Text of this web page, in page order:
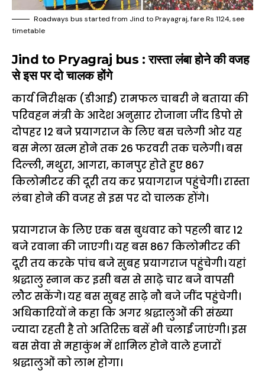
Roadways bus started from Jind to Prayagraj, fare Rs 1124, see
timetable
Jind to Pryagraj bus : रास्ता लंबा होने की वजह
से इस पर दो चालक होंगे
कार्य निरीक्षक (डीआई) रामफल चाबरी ने बताया की
परिवहन मंत्री के आदेश अनुसार रोजाना जींद डिपो से
दोपहर 12 बजे प्रयागराज के लिए बस चलेगी ओर यह
बस मेला खत्म होने तक 26 फरवरी तक चलेगी। बस
दिल्ली, मथुरा, आगरा, कानपुर होते हुए 867
किलोमीटर की दूरी तय कर प्रयागराज पहुंचेगी। रास्ता
लंबा होने की वजह से इस पर दो चालक होंगे।
प्रयागराज के लिए एक बस बुधवार को पहली बार 12
बजे रवाना की जाएगी। यह बस 867 किलोमीटर की
दूरी तय करके पांच बजे सुबह प्रयागराज पहुंचेगी। यहां
श्रद्धालु स्नान कर इसी बस से साढ़े चार बजे वापसी
लौट सकेंगे। यह बस सुबह साढ़े नौ बजे जींद पहुंचेगी।
अधिकारियों ने कहा कि अगर श्रद्धालुओं की संख्या
ज्यादा रहती है तो अतिरिक्त बसें भी चलाई जाएंगी। इस
बस सेवा से महाकुंभ में शामिल होने वाले हजारों
श्रद्धालुओं को लाभ होगा।